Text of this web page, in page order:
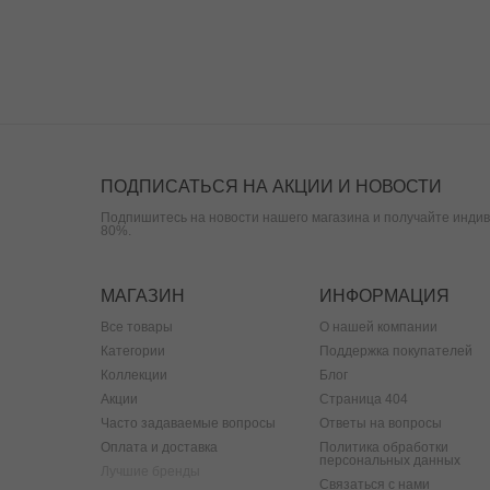
ПОДПИСАТЬСЯ НА АКЦИИ И НОВОСТИ
Подпишитесь на новости нашего магазина и получайте
80%.
МАГАЗИН ИНФОРМАЦИЯ
Все товары
Категории
Коллекции
Акции
Часто задаваемые вопросы
Оплата и доставка
О нашей компании
Поддержка покупателей
Блог
Страница 404
Ответы на вопросы
Политика обработки
персональных данных
Связаться с нами